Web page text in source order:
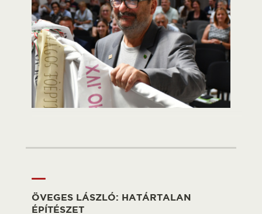
ÖVEGES LÁSZLÓ: HATÁRTALAN
ÉPÍTÉSZET